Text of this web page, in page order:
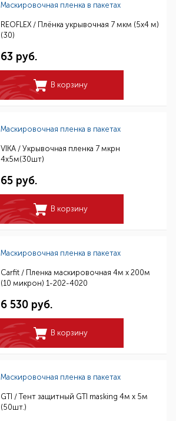
Маскировочная пленка в пакетах
REOFLEX / Плёнка укрывочная 7 мкм (5x4 м)
(30)
63 руб.
В корзину
Маскировочная пленка в пакетах
VIKA / Укрывочная пленка 7 мкрн
4х5м(30шт)
65 руб.
В корзину
Маскировочная пленка в пакетах
Carfit / Пленка маскировочная 4м х 200м
(10 микрон) 1-202-4020
6 530 руб.
В корзину
Маскировочная пленка в пакетах
GTI / Тент защитный GTI masking 4м х 5м
(50шт.)